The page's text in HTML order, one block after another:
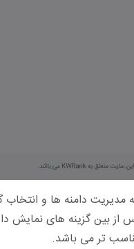
دامنه ها و
بین گزینه های نمایش
تر می باشد.